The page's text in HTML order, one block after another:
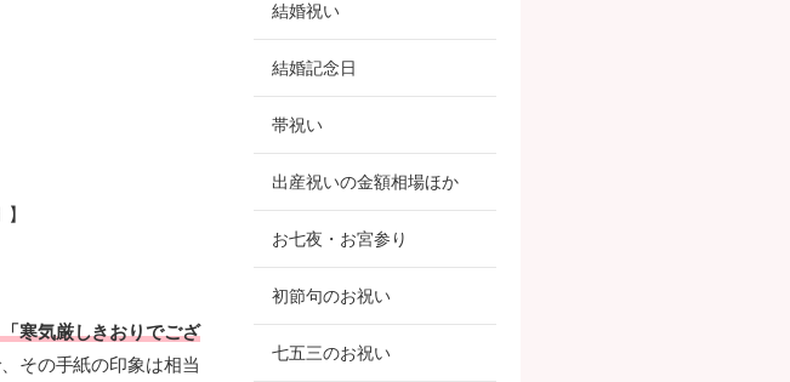
寒気厳しきおりでござ
その手紙の印象は相当
結婚祝い
結婚記念日
帯祝い
出産祝いの金額相場ほか
お七夜・お宮参り
初節句のお祝い
七五三のお祝い